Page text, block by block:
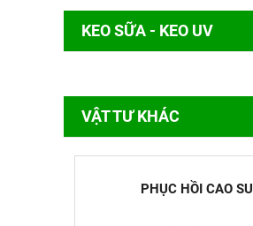
KEO SỮA - KEO UV
VẬT TƯ KHÁC
PHỤC HỒI CAO SU